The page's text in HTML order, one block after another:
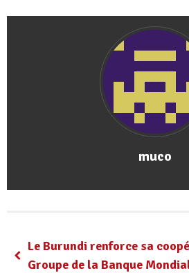
muco
Le Burundi renforce sa
Groupe de la Banque